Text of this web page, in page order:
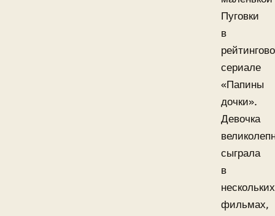
Пуговки
в
сериале
«Папины
дочки».
Девочка
сыграла
в
нескольких
фильмах,